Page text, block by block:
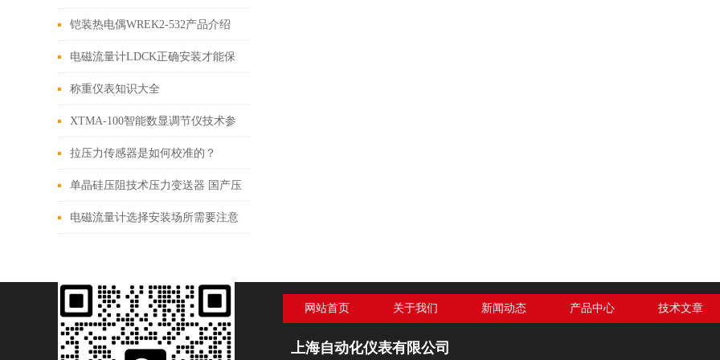
电阻的区别
铠装热电偶WREK2-532产品介绍
电磁流量计LDCK正确安装才能保
证测量精度
称重仪表知识大全
XTMA-100智能数显调节仪技术参
数
拉压力传感器是如何校准的？
单晶硅压阻技术压力变送器 国产压
力变送器的主力军
电磁流量计选择安装场所需要注意
网站首页 关于我们 新闻动态 产品中心 技术文章
上海自动化仪表有限公司